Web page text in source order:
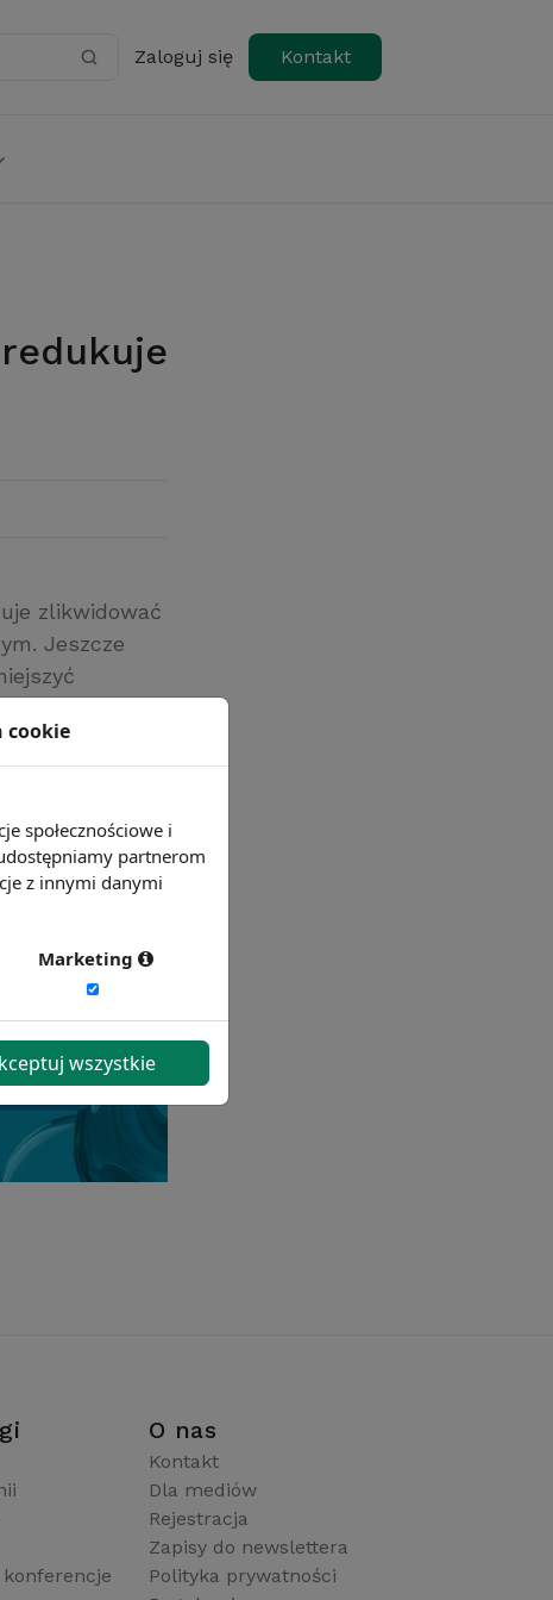
Zaloguj się Kontakt
zlikwidować
Jeszcze
czas
O nas
Kontakt
Dla mediów
Rejestracja
Zapisy do newslettera
Polityka prywatności
cookie
społecznościowe i
partnerom
z innymi danymi
Marketing
wszystkie